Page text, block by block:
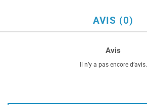
AVIS (0)
Avis
Il n’y a pas encore d’avis.